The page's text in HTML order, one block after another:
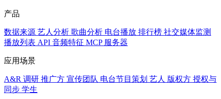
产品
数据来源 艺人分析 歌曲分析 电台播放 排行榜 社交媒体监测
播放列表 API 音频特征 MCP 服务器
应用场景
A&R 调研 推广方 宣传团队 电台节目策划 艺人 版权方 授权与
同步 学生